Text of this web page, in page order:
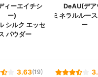
ィーエイチシ
ー)
シルク エッセ
パウダー
DeAU(デア
ミネラルルー
ー
3.63(19)